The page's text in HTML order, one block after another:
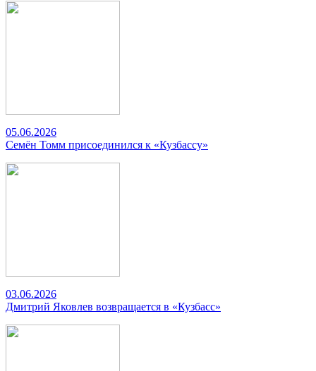
05.06.2026
Семён Томм присоединился к «Кузбассу»
03.06.2026
Дмитрий Яковлев возвращается в «Кузбасс»